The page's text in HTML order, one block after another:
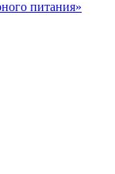
питания»